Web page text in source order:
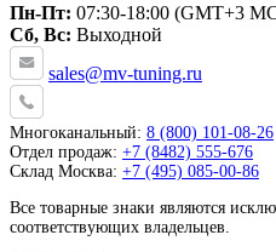
Пн-Пт: 07:30-18:00 (GMT+3
Сб, Вс: Выходной
sales@mv-tuning.ru
Многоканальный: 8 (800) 101-08-26
Отдел продаж: +7 (8482) 555-676
Склад Москва: +7 (495) 085-00-86
Все товарные знаки являются
соответствующих владельцев.